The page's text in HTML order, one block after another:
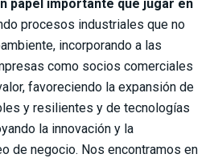
papel importante que jugar en
procesos industriales que no
incorporando a las
como socios comerciales
favoreciendo la expansión de
y resilientes y de tecnologías
la innovación y la
de negocio. Nos encontramos en